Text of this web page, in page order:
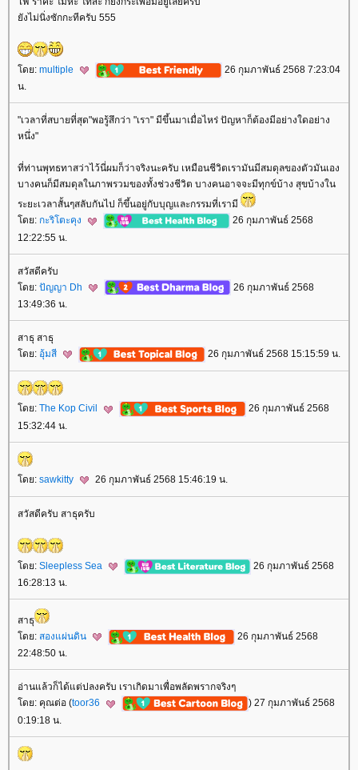
ังไม่นิ่งซักกะทีครับ 555
ดย: multiple
26 กุมภาพันธ์ 2568 7:23:04
น.
"เวลาที่สบายที่สุด"พอรู้สึกว่า "เรา" มีขึ้นมาเมื่อไหร่ ปัญหาก็ต้องมีอย่างใดอย่าง
หนึ่ง"
ที่ท่านพุทธทาสว่าไว้นี่ผมก็ว่าจริงนะครับ เหมือนชีวิตเรามันมีสมดุลของตัวมันเอง
บางคนก็มีสมดุลในภาพรวมของทั้งช่วงชีวิต บางคนอาจจะมีทุกข์บ้าง สุขบ้างใน
ระยะเวลาสั้นๆสลับกันไป ก็ขึ้นอยู่กับบุญและกรรมที่เรามี
ดย: กะริโตะคุง
26 กุมภาพันธ์ 2568
12:22:55 น.
สวัสดีครับ
ดย: ปัญญา Dh
26 กุมภาพันธ์ 2568
13:49:36 น.
สาธุ สาธุ
ดย: อุ้มสี 26 กุมภาพันธ์ 2568 15:15:59 น.
ดย: The Kop Civil
26 กุมภาพันธ์ 2568
15:32:44 น.
ดย: sawkitty 26 กุมภาพันธ์ 2568 15:46:19 น.
สวัสดีครับ สาธุครับ
ดย: Sleepless Sea
26 กุมภาพันธ์ 2568
16:28:13 น.
สาธุ
ดย: สองแผ่นดิน
26 กุมภาพันธ์ 2568
22:48:50 น.
อ่านแล้วก็ได้แต่ปลงครับ เราเกิดมาเพื่อพลัดพรากจริงๆ
ดย: คุณต่อ (toor36
) 27 กุมภาพันธ์ 2568
0:19:18 น.